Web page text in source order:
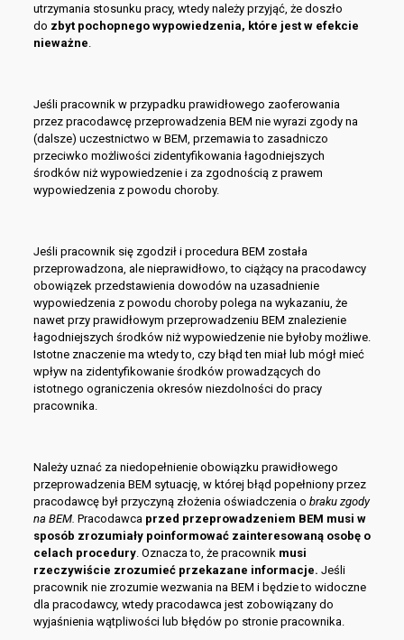
utrzymania stosunku pracy, wtedy należy przyjąć, że doszło
do zbyt pochopnego wypowiedzenia, które jest w efekcie
nieważne
Jeśli pracownik w przypadku prawidłowego zaoferowania
przez pracodawcę przeprowadzenia BEM nie wyrazi zgody na
(dalsze) uczestnictwo w BEM, przemawia to zasadniczo
przeciwko możliwości zidentyfikowania łagodniejszych
środków niż wypowiedzenie i za zgodnością z prawem
wypowiedzenia z powodu choroby.
Jeśli pracownik się zgodził i procedura BEM została
przeprowadzona, ale nieprawidłowo, to ciążący na pracodawcy
obowiązek przedstawienia dowodów na uzasadnienie
wypowiedzenia z powodu choroby polega na wykazaniu, że
nawet przy prawidłowym przeprowadzeniu BEM znalezienie
łagodniejszych środków niż wypowiedzenie nie byłoby możliwe.
Istotne znaczenie ma wtedy to, czy błąd ten miał lub mógł mieć
wpływ na zidentyfikowanie środków prowadzących do
istotnego ograniczenia okresów niezdolności do pracy
pracownika.
Należy uznać za niedopełnienie obowiązku prawidłowego
przeprowadzenia BEM sytuację, w której błąd popełniony przez
pracodawcę był przyczyną złożenia oświadczenia o braku zgody
na BEM. Pracodawca przed przeprowadzeniem BEM musi w
sposób zrozumiały poinformować zainteresowaną osobę o
celach procedury. Oznacza to, że pracownik musi
rzeczywiście zrozumieć przekazane informacje. Jeśli
pracownik nie zrozumie wezwania na BEM i będzie to widoczne
dla pracodawcy, wtedy pracodawca jest zobowiązany do
wyjaśnienia wątpliwości lub błędów po stronie pracownika.